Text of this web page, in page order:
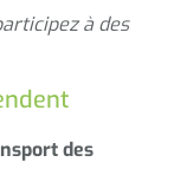
à des
des